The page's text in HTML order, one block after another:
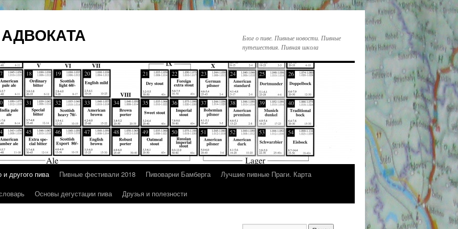
Блог о пиве. Пивные новости. Пивные
путешествия. Пивная школа
другого пива Пивные фестивали 2018 Пивоварни Бамберга
Лучшие пивные Праги. Карта
Основы дегустации пива Друзья и полезности